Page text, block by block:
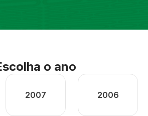
o ano
2007 2006